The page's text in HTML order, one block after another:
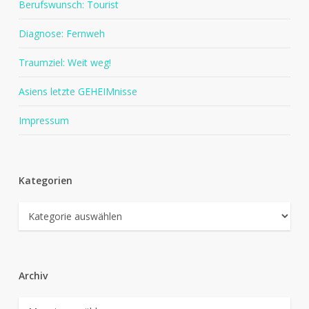
Berufswunsch: Tourist
Diagnose: Fernweh
Traumziel: Weit weg!
Asiens letzte GEHEIMnisse
Impressum
Kategorien
Archiv